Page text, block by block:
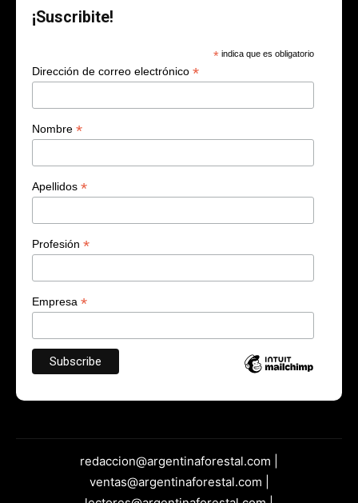
¡Suscribite!
* indica que es obligatorio
Dirección de correo electrónico *
Nombre *
Apellidos *
Profesión *
Empresa *
redaccion@argentinaforestal.com |
ventas@argentinaforestal.com |